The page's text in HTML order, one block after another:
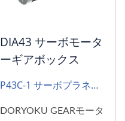
DIA43 サーボモータ
ーギアボックス
P43C-1 サーボプラネタ
DORYOKU GEARモータ